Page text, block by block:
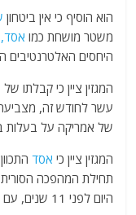
הוא הוסיף כי אין ביטחון
משטר מושחת כמו אסד,
היחסים האלטרנטיבים
המגזין ציין כי קבלתו
עשר לחודש זה,
של אמריקה על בעלות
המגזין ציין כי אסד
תחילת המהפכה
היום לפני 11 שנים, עם תחילת ההפגנות בדרעא שבדרום סוריה.